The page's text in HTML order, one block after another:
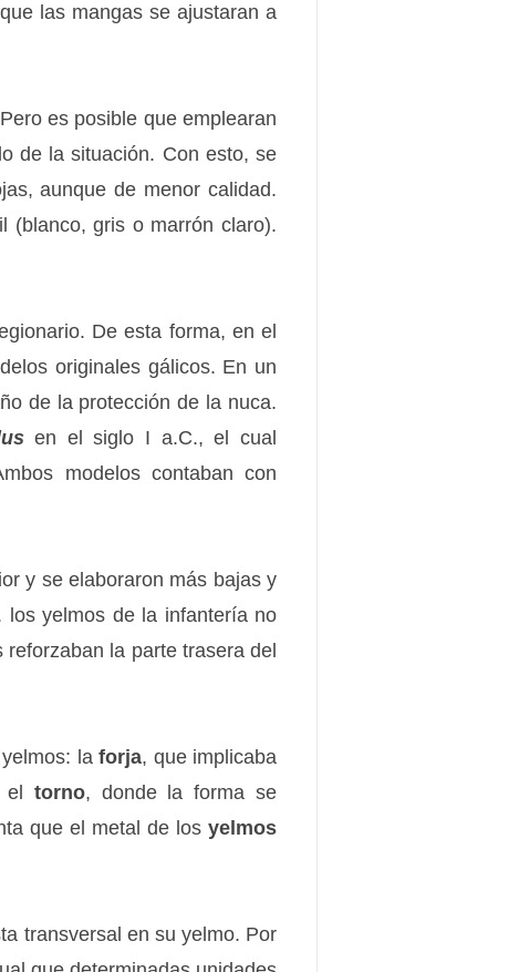
las mangas se ajustaran a
es posible que emplearan
de la situación. Con esto, se
aunque de menor calidad.
(blanco, gris o marrón claro).
De esta forma, en el
originales gálicos. En un
de la protección de la nuca.
en el siglo I a.C., el cual
modelos contaban con
y se elaboraron más bajas y
los yelmos de la infantería no
la parte trasera del
yelmos: laforja, que implicaba
el torno, donde la forma se
que el metal de los yelmos
transversal en su yelmo. Por